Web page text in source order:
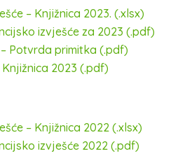
– Knjižnica 2023. (.xlsx)
izvješće za 2023 (.pdf)
Potvrda primitka (.pdf)
2023 (.pdf)
– Knjižnica 2022 (.xlsx)
izvješće 2022 (.pdf)